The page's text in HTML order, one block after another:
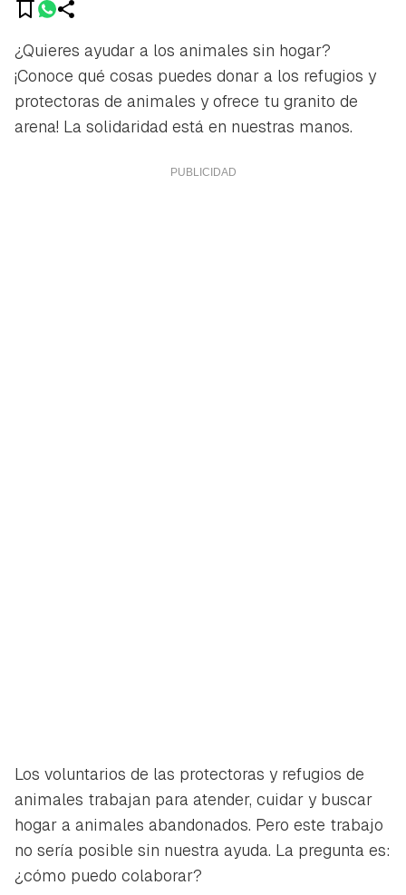
¿Quieres ayudar a los animales sin hogar?
¡Conoce qué cosas puedes donar a los refugios y
protectoras de animales y ofrece tu granito de
arena! La solidaridad está en nuestras manos.
Los voluntarios de las protectoras y refugios de
animales trabajan para atender, cuidar y buscar
hogar a animales abandonados. Pero este trabajo
no sería posible sin nuestra ayuda. La pregunta es:
¿cómo puedo colaborar?